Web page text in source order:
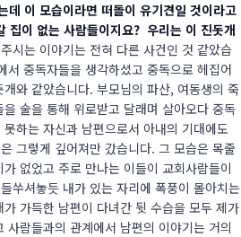
데 이 모습이라면 떠돌이 유기견일 것이라고
집이 없는 사람들이지요? 우리는 이 진돗개
시는 이야기는 전혀 다른 사건인 것 같았습
중독자들을 생각하셨고 중독으로 헤집어
와 같았습니다. 부모님의 파산, 여동생의 죽
술을 통해 위로받고 달래며 살아오다 중독
하는 자신과 남편으로서 아내의 기대에도
그렇게 깊어져만 갔습니다. 그 모습은 목줄
없었고 주로 만나는 이들이 교회사람들이
쑤셔놓듯 내가 있는 자리에 폭풍이 몰아치는
가득한 남편이 다녀간 뒷 수습을 모두 제가
람들과의 관계에서 남편의 이야기는 거의